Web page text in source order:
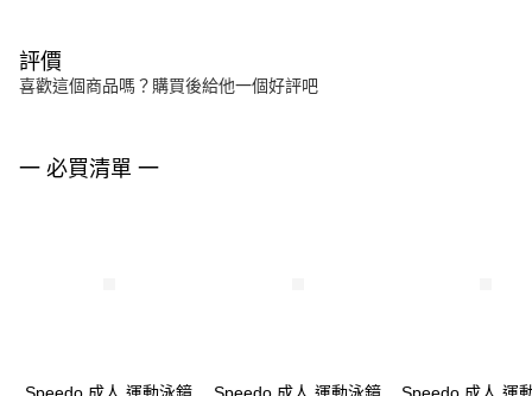
評價
喜歡這個商品嗎？購買後給他一個好評吧
一 必買清單 一
Speedo 成人 運動泳鏡 Speedo 成人 運動泳鏡 Speedo 成人 運